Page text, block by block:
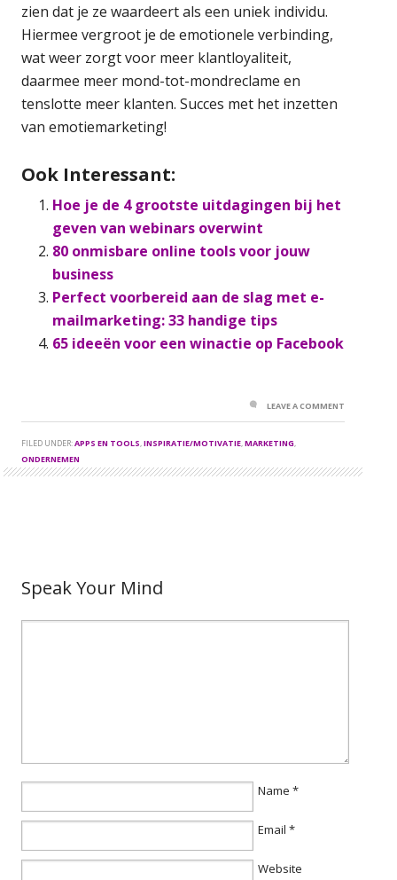
zien dat je ze waardeert als een uniek individu.
Hiermee vergroot je de emotionele verbinding,
wat weer zorgt voor meer klantloyaliteit,
daarmee meer mond-tot-mondreclame en
tenslotte meer klanten. Succes met het inzetten
van emotiemarketing!
Ook Interessant:
Hoe je de 4 grootste uitdagingen bij het
geven van webinars overwint
80 onmisbare online tools voor jouw
business
Perfect voorbereid aan de slag met e-
mailmarketing: 33 handige tips
65 ideeën voor een winactie op Facebook
FILED UNDER:APPS EN TOOLS,INSPIRATIE/MOTIVATIE,MARKETING,
ONDERNEMEN
LEAVE A COMMENT
Speak Your Mind
Name *
Email *
Website